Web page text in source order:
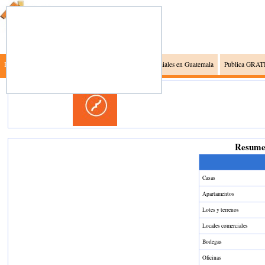
Busca Inmuebles Gremiales en Guatemala Publica
Casas
Apartamentos
Lotes y terrenos
Locales comerciales
Bodegas
Oficinas